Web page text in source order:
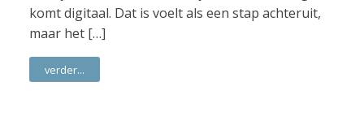
komt digitaal. Dat is voelt als een stap achteruit,
maar het […]
verder...